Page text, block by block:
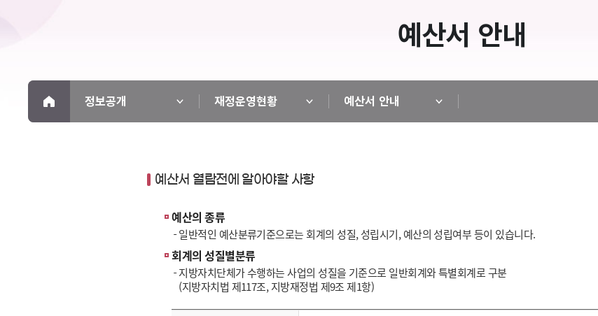
예산서 안내
예산서 안내
재정운영현황
정보공개
예산서 열람전에 알아야할 사항
예산의 종류
일반적인 예산분류기준으로는 회계의 성질, 성립시기, 예산의 성립여부 등이 있습니다.
회계의 성질별분류
지방자치단체가 수행하는 사업의 성질을 기준으로 일반회계와 특별회계로 구분
(지방자치법 제117조, 지방재정법 제9조 제1항)